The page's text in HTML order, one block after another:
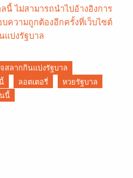
นี้ ไม่สามารถนำไปอ้างอิงการ
ความถูกต้องอีกครั้งที่เว็บไซต์
แบ่งรัฐบาล
สลากกินแบ่งรัฐบาล
ลอตเตอรี่
หวยรัฐบาล
นี้